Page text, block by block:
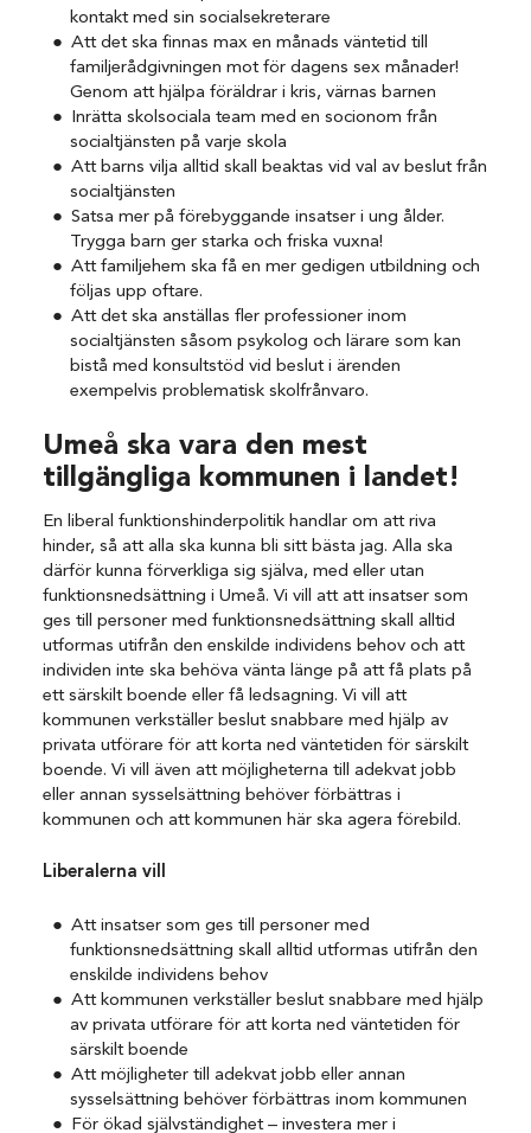
kontakt med sin socialsekreterare
Att det ska finnas max en månads väntetid till
familjerådgivningen mot för dagens sex månader!
Genom att hjälpa föräldrar i kris, värnas barnen
Inrätta skolsociala team med en socionom från
socialtjänsten på varje skola
Att barns vilja alltid skall beaktas vid val av beslut från
socialtjänsten
Satsa mer på förebyggande insatser i ung ålder.
Trygga barn ger starka och friska vuxna!
Att familjehem ska få en mer gedigen utbildning och
följas upp oftare.
Att det ska anställas fler professioner inom
socialtjänsten såsom psykolog och lärare som kan
bistå med konsultstöd vid beslut i ärenden
exempelvis problematisk skolfrånvaro.
Umeå ska vara den mest
tillgängliga kommunen i landet!
En liberal funktionshinderpolitik handlar om att riva
hinder, så att alla ska kunna bli sitt bästa jag. Alla ska
därför kunna förverkliga sig själva, med eller utan
funktionsnedsättning i Umeå. Vi vill att att insatser som
ges till personer med funktionsnedsättning skall alltid
utformas utifrån den enskilde individens behov och att
individen inte ska behöva vänta länge på att få plats på
ett särskilt boende eller få ledsagning. Vi vill att
kommunen verkställer beslut snabbare med hjälp av
privata utförare för att korta ned väntetiden för särskilt
boende. Vi vill även att möjligheterna till adekvat jobb
eller annan sysselsättning behöver förbättras i
kommunen och att kommunen här ska agera förebild.
Liberalerna vill
Att insatser som ges till personer med
funktionsnedsättning skall alltid utformas utifrån den
enskilde individens behov
Att kommunen verkställer beslut snabbare med hjälp
av privata utförare för att korta ned väntetiden för
särskilt boende
Att möjligheter till adekvat jobb eller annan
sysselsättning behöver förbättras inom kommunen
För ökad självständighet – investera mer i